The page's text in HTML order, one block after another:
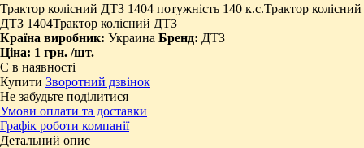
​Трактор колісний ДТЗ 1404 потужність 140 к.с. ​Трактор колісний
ДТЗ 1404 ​Трактор колісний ДТЗ
Країна виробник: Украина Бренд: ДТЗ
Ціна: 1 грн. /шт.
Є в наявності
Купити Зворотний дзвінок
Не забудьте поділитися
Умови оплати та доставки
Графік роботи компанії
Детальний опис